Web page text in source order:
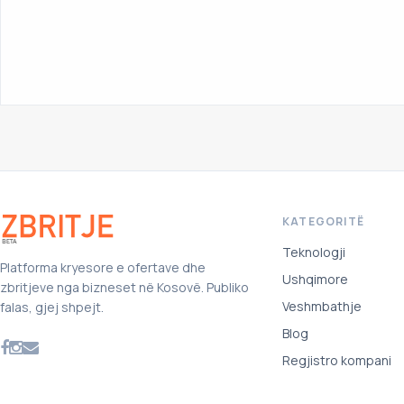
Platforma kryesore e ofertave dhe
zbritjeve nga bizneset në Kosovë. Publiko
falas, gjej shpejt.
KATEGORITË
Teknologji
Ushqimore
Veshmbathje
Blog
Regjistro kompani